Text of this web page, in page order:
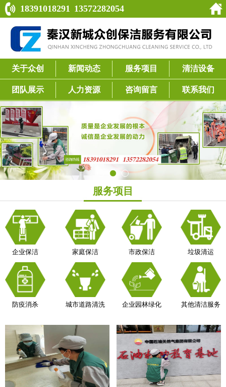
18391018291 13572282054
关于众创 新闻动态 服务项目 清洁设备
团队展示 人力资源 咨询留言 联系我们
服务项目
企业保洁 家庭保洁 市政保洁 垃圾清运
防疫消杀 城市道路清洗 企业园林绿化 其他清洁服务